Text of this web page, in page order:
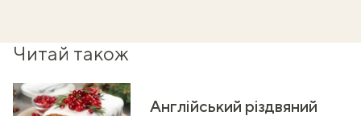
Читай також
Англійський різдвяний